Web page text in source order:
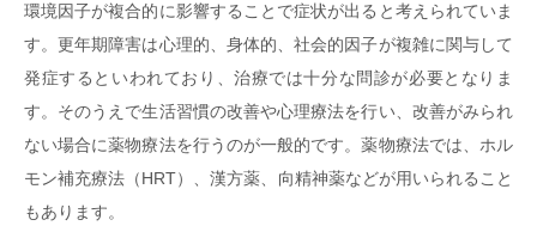
環境因子が複合的に影響することで症状が出ると考えられていま
す。更年期障害は心理的、身体的、社会的因子が複雑に関与して
発症するといわれており、治療では十分な問診が必要となりま
す。そのうえで生活習慣の改善や心理療法を行い、改善がみられ
ない場合に薬物療法を行うのが一般的です。薬物療法では、ホル
モン補充療法（HRT）、漢方薬、向精神薬などが用いられること
もあります。